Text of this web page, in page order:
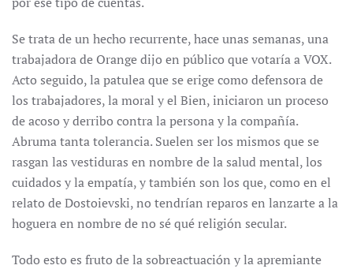
Se trata de un hecho recurrente, hace unas semanas, una
trabajadora de Orange dijo en público que votaría a VOX.
Acto seguido, la patulea que se erige como defensora de
los trabajadores, la moral y el Bien, iniciaron un proceso
de acoso y derribo contra la persona y la compañía.
Abruma tanta tolerancia. Suelen ser los mismos que se
rasgan las vestiduras en nombre de la salud mental, los
cuidados y la empatía, y también son los que, como en el
relato de Dostoievski, no tendrían reparos en lanzarte a la
hoguera en nombre de no sé qué religión secular.
Todo esto es fruto de la sobreactuación y la apremiante